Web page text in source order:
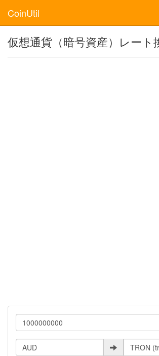
CoinUtil
仮想通貨（暗号資産）レート